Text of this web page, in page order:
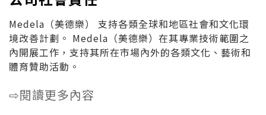
Medela（美德樂） 支持各類全球和地區社會和文化環
境改善計劃。 Medela（美德樂）在其專業技術範圍之
內開展工作，支持其所在市場內外的各類文化、藝術和
體育贊助活動。
⇨閱讀更多內容